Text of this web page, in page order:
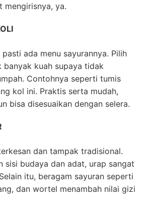
mengirisnya, ya.
ada menu sayurannya. Pilih
banyak kuah supaya tidak
Contohnya seperti tumis
kol ini. Praktis serta mudah,
bisa disesuaikan dengan selera.
dan tampak tradisional.
sisi budaya dan adat, urap sangat
itu, beragam sayuran seperti
dan wortel menambah nilai gizi